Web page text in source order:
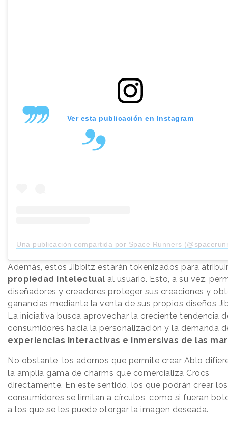
Ver esta publicación en Instagram
Una publicación compartida por Space Runners
Además, estos Jibbitz estarán tokenizados para
propiedad intelectual al usuario. Esto, a su vez,
diseñadores y creadores proteger sus creaciones y
ganancias mediante la venta de sus propios diseños
La iniciativa busca aprovechar la creciente tendencia
consumidores hacia la personalización y la demanda
experiencias interactivas e inmersivas de las
No obstante, los adornos que permite crear Ablo
la amplia gama de charms que comercializa Crocs
directamente. En este sentido, los que podrán crear los
consumidores se limitan a círculos, como si fueran
a los que se les puede otorgar la imagen deseada.